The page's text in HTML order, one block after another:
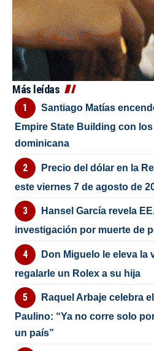
Más leídas
Santiago Matías
Empire State Building con
dominicana
Precio del dólar en la
este viernes 7 de agosto de
Hansel García revela
investigación por muerte de
Don Miguelo le eleva la
regalarle un Rolex a su hija
Raquel Arbaje celebra
Paulino: “Ya no corre solo
un país”